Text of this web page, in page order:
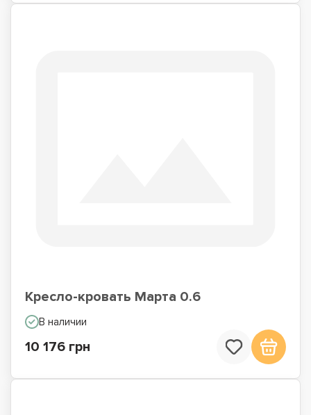
Кресло-кровать Марта 0.6
В наличии
10 176 грн